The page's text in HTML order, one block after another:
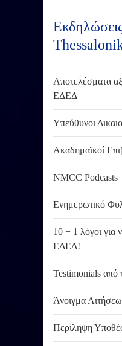
Αποτελέσματα
ΕΔΕΔ
Υπεύθυνοι
Ακαδημαϊκοί
NMCC Podcasts
Ενημερωτικό
10 + 1 λόγοι για
ΕΔΕΔ!
Testimonials
Άνοιγμα
Περίληψη